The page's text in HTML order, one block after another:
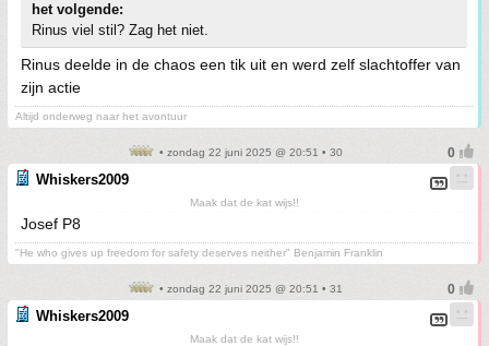
het volgende:
Rinus viel stil? Zag het niet.
Rinus deelde in de chaos een tik uit en werd zelf slachtoffer van
zijn actie
Altijd onderweg naar het avontuur
• zondag 22 juni 2025 @ 20:51 • 30
Whiskers2009
Maak dat de kat wijs!!
Josef P8
"He who gives up freedom for safety deserves neither" Benjamin Franklin
• zondag 22 juni 2025 @ 20:51 • 31
Whiskers2009
Maak dat de kat wijs!!